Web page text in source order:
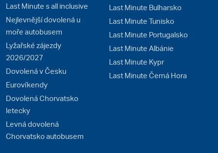
Last Minute s all inclusive
Nejlevnější dovolená u
moře autobusem
Lyžařské zájezdy
2026/2027
Dovolená v Česku
Eurovíkendy
Dovolená Chorvatsko
letecky
Levná dovolená
Chorvatsko autobusem
Last Minute Bulharsko
Last Minute Tunisko
Last Minute Portugalsko
Last Minute Albánie
Last Minute Kypr
Last Minute Černá Hora